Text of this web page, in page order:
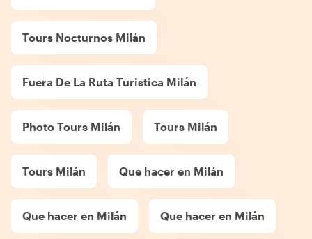
Tours Nocturnos Milán
Fuera De La Ruta Turistica Milán
Photo Tours Milán Tours Milán
Tours Milán Que hacer en Milán
Que hacer en Milán Que hacer en Milán